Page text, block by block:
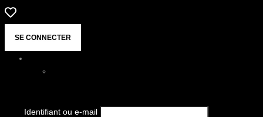
SE CONNECTER
Identifiant ou e-mail